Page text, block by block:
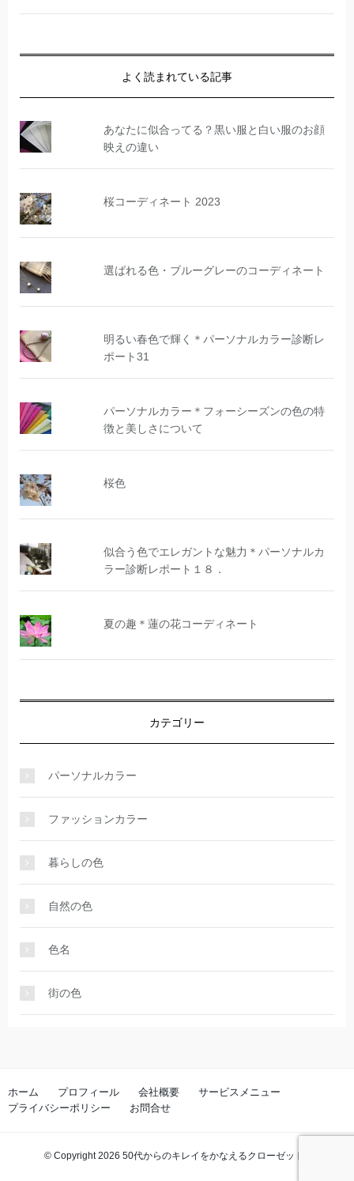
よく読まれている記事
あなたに似合ってる？黒い服と白い服のお顔
映えの違い
桜コーディネート 2023
選ばれる色・ブルーグレーのコーディネート
明るい春色で輝く＊パーソナルカラー診断レ
ポート31
パーソナルカラー＊フォーシーズンの色の特
徴と美しさについて
桜色
似合う色でエレガントな魅力＊パーソナルカ
ラー診断レポート１８．
夏の趣＊蓮の花コーディネート
カテゴリー
パーソナルカラー
ファッションカラー
暮らしの色
自然の色
色名
街の色
ホーム プロフィール 会社概要
サービスメニュー
プライバシーポリシー
お問合せ
© Copyright 2026 50代からのキレイをかなえるクローゼット. All rights